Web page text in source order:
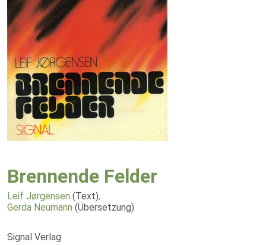
Brennende Felder
Leif Jørgensen (Text),
Gerda Neumann (Übersetzung)
Signal Verlag